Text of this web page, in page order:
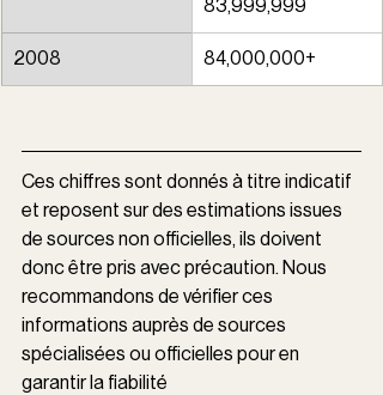
83,999,999
2008 84,000,000+
Ces chiffres sont donnés à titre indicatif
et reposent sur des estimations issues
de sources non officielles, ils doivent
donc être pris avec précaution. Nous
recommandons de vérifier ces
informations auprès de sources
spécialisées ou officielles pour en
garantir la fiabilité